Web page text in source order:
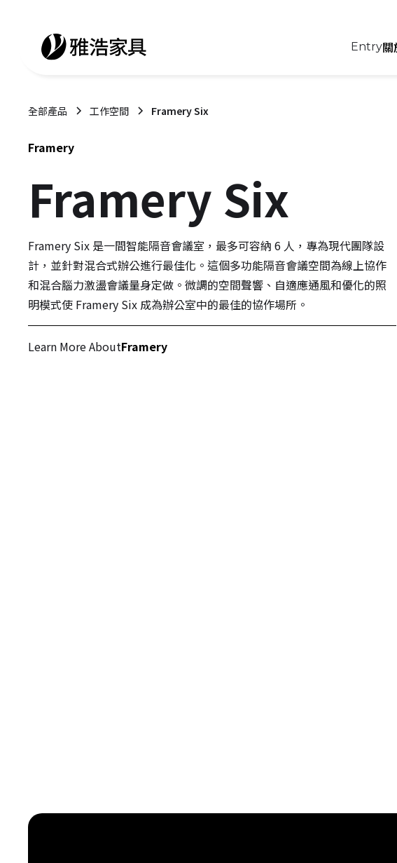
Entry關
全部產品 工作空間 Framery Six
Framery
Framery Six
Framery Six 是一間智能隔音會議室，最多可容納 6 人，專為現代團隊設
計，並針對混合式辦公進行最佳化。這個多功能隔音會議空間為線上協作
和混合腦力激盪會議量身定做。微調的空間聲響、自適應通風和優化的照
明模式使 Framery Six 成為辦公室中的最佳的協作場所。
Learn More AboutFramery